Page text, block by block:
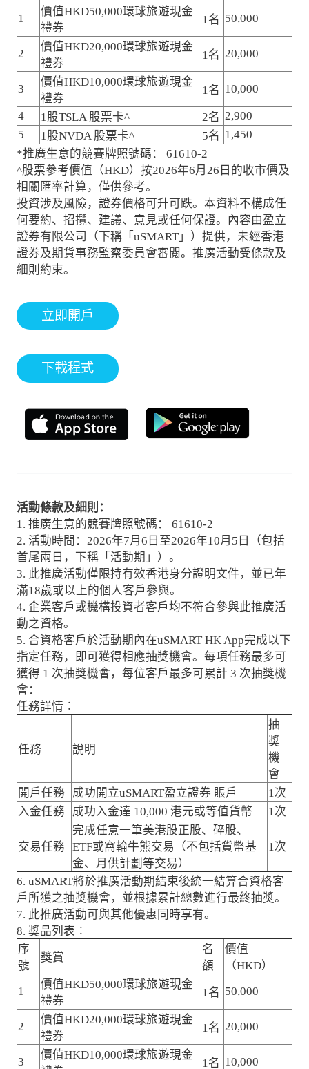
1
價值HKD50,000環球旅遊現金
禮券
1名 50,000
2
價值HKD20,000環球旅遊現金
禮券
1名 20,000
3
價值HKD10,000環球旅遊現金
禮券
1名 10,000
4 1股TSLA 股票卡^ 2名 2,900
5
1股NVDA 股票卡^ 5名 1,450
*推廣生意的競賽牌照號碼： 61610-2
^股票參考價值（HKD）按2026年6月26日的收市價及
相關匯率計算，僅供參考。
投資涉及風險，證券價格可升可跌。本資料不構成任
何要約、招攬、建議、意見或任何保證。內容由盈立
證券有限公司（下稱「uSMART」）提供，未經香港
證券及期貨事務監察委員會審閱。推廣活動受條款及
細則約束。
立即開戶
下載程式
活動條款及細則：
1. 推廣生意的競賽牌照號碼： 61610-2
2. 活動時間：2026年7月6日至2026年10月5日（包括
首尾兩日，下稱「活動期」）。
3. 此推廣活動僅限持有效香港身分證明文件，並已年
滿18歲或以上的個人客戶參與。
4. 企業客戶或機構投資者客戶均不符合參與此推廣活
動之資格。
5. 合資格客戶於活動期內在uSMART HK App完成以下
指定任務，即可獲得相應抽獎機會。每項任務最多可
獲得 1 次抽獎機會，每位客戶最多可累計 3 次抽獎機
會：
任務詳情︰
任務 說明
抽
獎
機
會
開戶任務
成功開立uSMART盈立證券 賬戶
1次
入金任務
成功入金達 10,000 港元或等值貨幣 1次
交易任務
完成任意一筆美港股正股、碎股、
ETF或窩輪牛熊交易（不包括貨幣基
金、月供計劃等交易）
1次
6. uSMART將於推廣活動期結束後統一結算合資格客
戶所獲之抽獎機會，並根據累計總數進行最終抽獎。
7. 此推廣活動可與其他優惠同時享有。
8. 獎品列表︰
序
號
獎賞
名
額
價值
（HKD）
1
價值HKD50,000環球旅遊現金
禮券
1名 50,000
2
價值HKD20,000環球旅遊現金
禮券
1名 20,000
3
價值HKD10,000環球旅遊現金
1名 10,000